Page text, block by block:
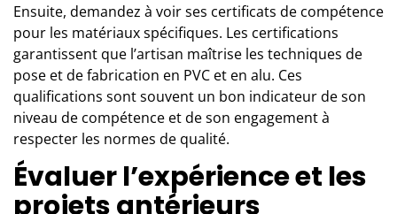
Ensuite, demandez à voir ses certificats de compétence
pour les matériaux spécifiques. Les certifications
garantissent que l’artisan maîtrise les techniques de
pose et de fabrication en PVC et en alu. Ces
qualifications sont souvent un bon indicateur de son
niveau de compétence et de son engagement à
respecter les normes de qualité.
Évaluer l’expérience et les
projets antérieurs